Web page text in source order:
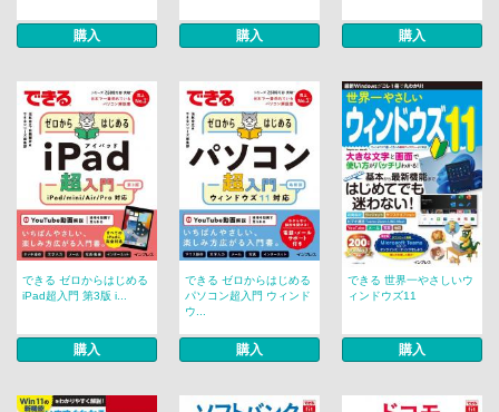
購入 購入 購入
できる ゼロからはじめる
iPad超入門 第3版 i...
購入
できる ゼロからはじめる
パソコン超入門 ウィンド
ウ...
購入
できる 世界一やさしいウ
ィンドウズ11
購入